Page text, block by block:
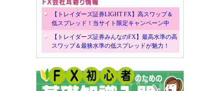
【トレイダーズ証券LIGHT FX】高スワップ＆
低スプレッド！当サイト限定キャンペーン中
【トレイダーズ証券みんなのFX】最高水準の高
スワップ＆最狭水準の低スプレッドが魅力！